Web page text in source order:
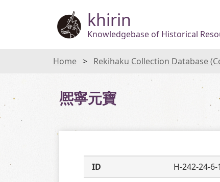
khirin
Knowledgebase of Historical
Home Rekihaku Collection Database
熈寧元寶
ID
H-242-24-6-